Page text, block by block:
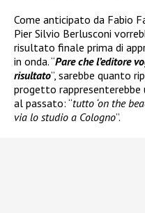
Come anticipato da Fabio
Pier Silvio Berlusconi
risultato finale prima di
in onda. “Pare che l’editore
risultato”, sarebbe quanto
progetto
al passato: “tutto ‘on the
via lo studio a Cologno”.